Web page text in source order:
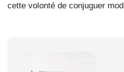
cette volonté de conjuguer